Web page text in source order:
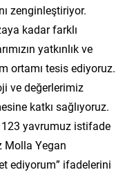
zenginleştiriyor.
kadar farklı
yatkınlık ve
ortamı tesis ediyoruz.
ve değerlerimiz
katkı sağlıyoruz.
123 yavrumuz istifade
Molla Yegan
ediyorum” ifadelerini